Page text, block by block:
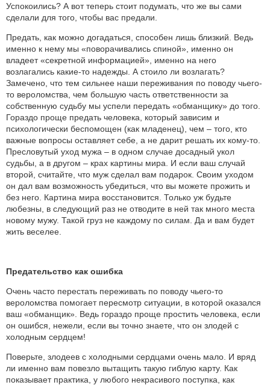
Успокоились? А вот теперь стоит подумать, что же вы сами
сделали для того, чтобы вас предали.
Предать, как можно догадаться, способен лишь близкий. Ведь
именно к нему мы «поворачивались спиной», именно он
владеет «секретной информацией», именно на него
возлагались какие-то надежды. А стоило ли возлагать?
Замечено, что тем сильнее наши переживания по поводу чьего-
то вероломства, чем большую часть ответственности за
собственную судьбу мы успели передать «обманщику» до того.
Гораздо проще предать человека, который зависим и
психологически беспомощен (как младенец), чем – того, кто
важные вопросы оставляет себе, а не дарит решать их кому-то.
Пресловутый уход мужа – в одном случае досадный укол
судьбы, а в другом – крах картины мира. И если ваш случай
второй, считайте, что муж сделал вам подарок. Своим уходом
он дал вам возможность убедиться, что вы можете прожить и
без него. Картина мира восстановится. Только уж будьте
любезны, в следующий раз не отводите в ней так много места
новому мужу. Такой груз не каждому по силам. Да и вам будет
жить веселее.
Предательство как ошибка
Очень часто перестать переживать по поводу чьего-то
вероломства помогает пересмотр ситуации, в которой оказался
ваш «обманщик». Ведь гораздо проще простить человека, если
он ошибся, нежели, если вы точно знаете, что он злодей с
холодным сердцем!
Поверьте, злодеев с холодными сердцами очень мало. И вряд
ли именно вам повезло вытащить такую гиблую карту. Как
показывает практика, у любого некрасивого поступка, как